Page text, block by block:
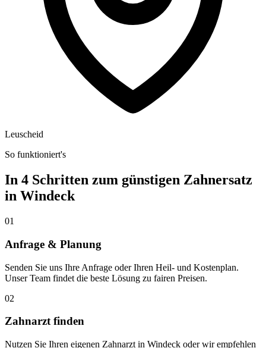
Leuscheid
So funktioniert's
In 4 Schritten zum günstigen Zahnersatz
in Windeck
01
Anfrage & Planung
Senden Sie uns Ihre Anfrage oder Ihren Heil- und Kostenplan.
Unser Team findet die beste Lösung zu fairen Preisen.
02
Zahnarzt finden
Nutzen Sie Ihren eigenen Zahnarzt in Windeck oder wir empfehlen